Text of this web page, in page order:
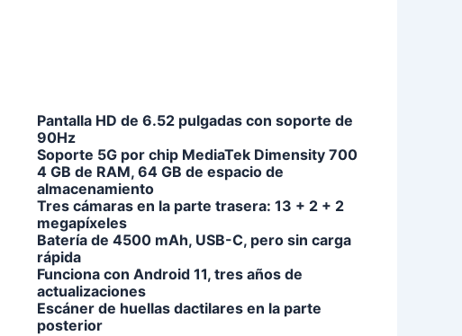
Pantalla HD de 6.52 pulgadas con soporte de
90Hz
Soporte 5G por chip MediaTek Dimensity 700
4 GB de RAM, 64 GB de espacio de
almacenamiento
Tres cámaras en la parte trasera: 13 + 2 + 2
megapíxeles
Batería de 4500 mAh, USB-C, pero sin carga
rápida
Funciona con Android 11, tres años de
actualizaciones
Escáner de huellas dactilares en la parte
posterior